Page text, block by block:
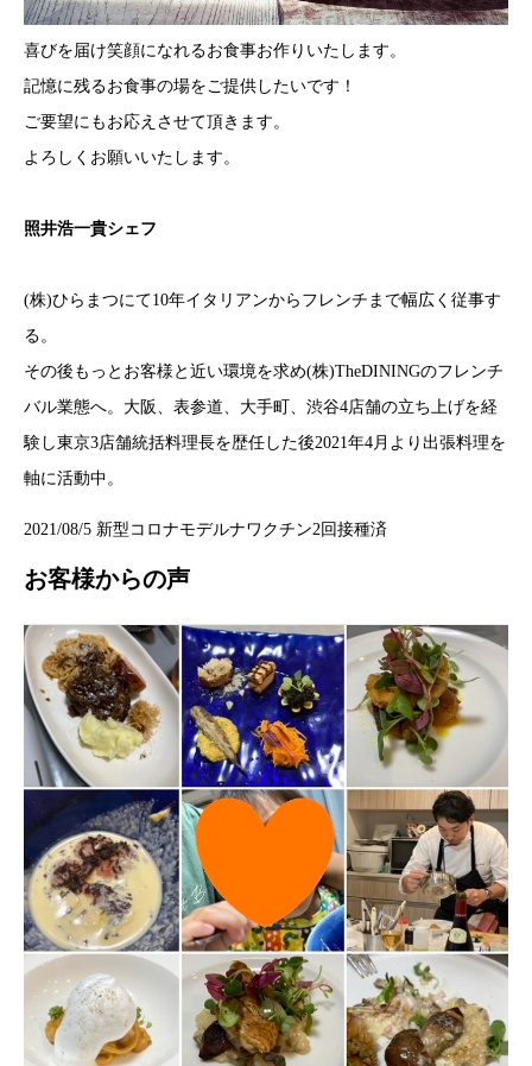
喜びを届け笑顔になれるお食事お作りいたします。
記憶に残るお食事の場をご提供したいです！
ご要望にもお応えさせて頂きます。
よろしくお願いいたします。
照井浩一貴シェフ
(株)ひらまつにて10年イタリアンからフレンチまで幅広く従事す
る。
その後もっとお客様と近い環境を求め(株)TheDININGのフレンチ
バル業態へ。大阪、表参道、大手町、渋谷4店舗の立ち上げを経
験し東京3店舗統括料理長を歴任した後2021年4月より出張料理を
軸に活動中。
2021/08/5 新型コロナモデルナワクチン2回接種済
お客様からの声